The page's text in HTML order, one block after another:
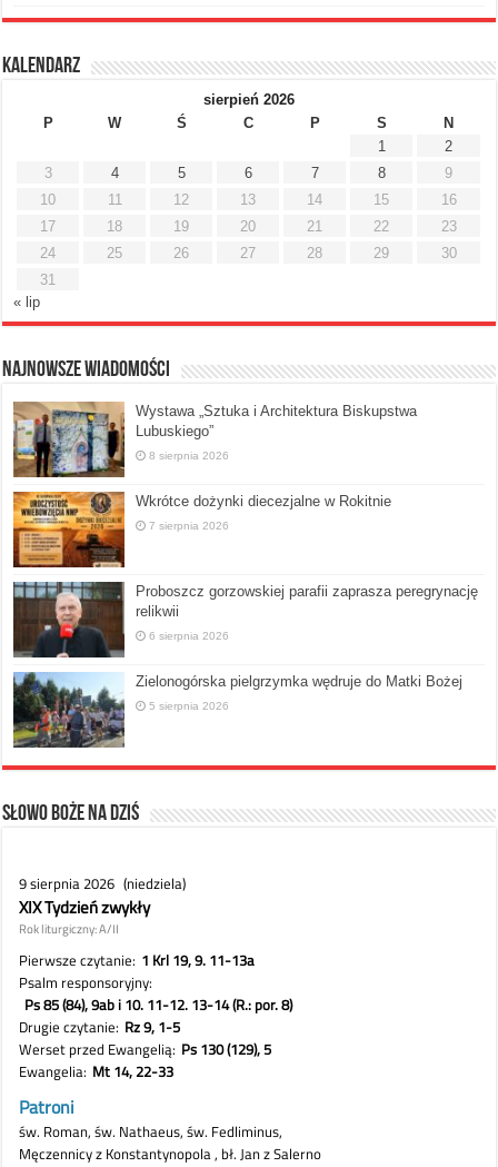
Kalendarz
sierpień 2026
P
W Ś C P S
N
1
2
3
4 5 6 7 8
9
10
11 12 13 14 15
16
17
18 19 20 21 22
23
24
25 26 27 28 29
30
31
« lip
Najnowsze Wiadomości
Wystawa „Sztuka i Architektura Biskupstwa
Lubuskiego”
8 sierpnia 2026
Wkrótce dożynki diecezjalne w Rokitnie
7 sierpnia 2026
Proboszcz gorzowskiej parafii zaprasza peregrynację
relikwii
6 sierpnia 2026
Zielonogórska pielgrzymka wędruje do Matki Bożej
5 sierpnia 2026
Słowo Boże na dziś